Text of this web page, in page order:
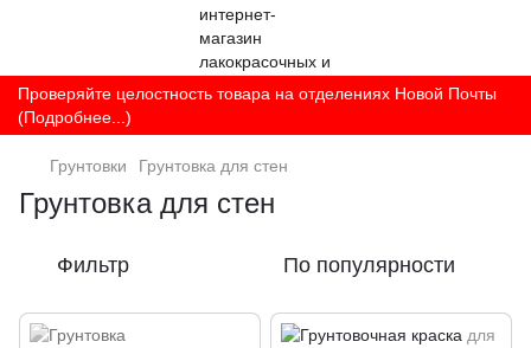
Проверяйте целостность товара на отделениях Новой Почты
(Подробнее...)
Грунтовки Грунтовка для стен
Грунтовка для стен
Фильтр По популярности